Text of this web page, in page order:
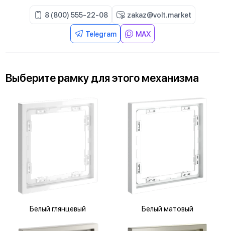
8 (800) 555-22-08 zakaz@volt.market
Telegram MAX
Выберитерамку дляэтого механизма
Белый глянцевый Белый матовый